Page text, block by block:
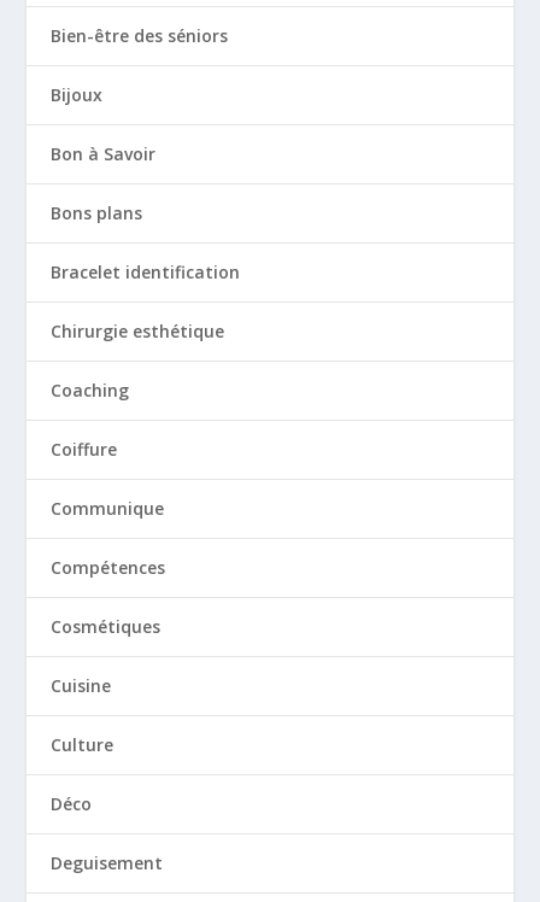
Bien-être des séniors
Bijoux
Bon à Savoir
Bons plans
Bracelet identification
Chirurgie esthétique
Coaching
Coiffure
Communique
Compétences
Cosmétiques
Cuisine
Culture
Déco
Deguisement